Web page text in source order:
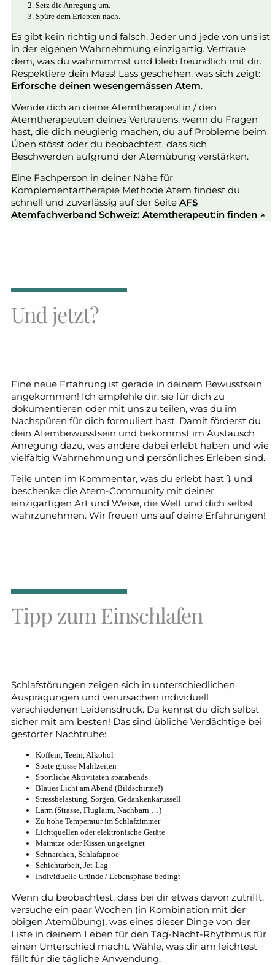
Setz die Anregung um.
Spüre dem Erlebten nach.
Es gibt kein richtig und falsch. Jeder und jede von uns ist
in der eigenen Wahrnehmung einzigartig. Vertraue
dem, was du wahrnimmst und bleib freundlich mit dir.
Respektiere dein Mass! Lass geschehen, was sich zeigt:
Erforsche deinen wesengemässen Atem.
Wende dich an deine Atemtherapeutin / den
Atemtherapeuten deines Vertrauens, wenn du Fragen
hast, die dich neugierig machen, du auf Probleme beim
Üben stösst oder du beobachtest, dass sich
Beschwerden aufgrund der Atemübung verstärken.
Eine Fachperson in deiner Nähe für
Komplementärtherapie Methode Atem findest du
schnell und zuverlässig auf der Seite AFS
Atemfachverband Schweiz: Atemtherapeut:in finden ↗
Und jetzt?
Eine neue Erfahrung ist gerade in deinem Bewusstsein
angekommen! Ich empfehle dir, sie für dich zu
dokumentieren oder mit uns zu teilen, was du im
Nachspüren für dich formuliert hast. Damit förderst du
dein Atembewusstsein und bekommst im Austausch
Anregung dazu, was andere dabei erlebt haben und wie
vielfältig Wahrnehmung und persönliches Erleben sind.
Teile unten im Kommentar, was du erlebt hast ⤵ und
beschenke die Atem-Community mit deiner
einzigartigen Art und Weise, die Welt und dich selbst
wahrzunehmen. Wir freuen uns auf deine Erfahrungen!
Tipp zum Einschlafen
Schlafstörungen zeigen sich in unterschiedlichen
Ausprägungen und verursachen individuell
verschiedenen Leidensdruck. Da kennst du dich selbst
sicher mit am besten! Das sind übliche Verdächtige bei
gestörter Nachtruhe:
Koffein, Teein, Alkohol
Späte grosse Mahlzeiten
Sportliche Aktivitäten spätabends
Blaues Licht am Abend (Bildschirme!)
Stressbelastung, Sorgen, Gedankenkarussell
Lärm (Strasse, Fluglärm, Nachbarn …)
Zu hohe Temperatur im Schlafzimmer
Lichtquellen oder elektronische Geräte
Matratze oder Kissen ungeeignet
Schnarchen, Schlafapnoe
Schichtarbeit, Jet-Lag
Individuelle Gründe / Lebensphase-bedingt
Wenn du beobachtest, dass bei dir etwas davon zutrifft,
versuche ein paar Wochen (in Kombination mit der
obigen Atemübung), was eines dieser Dinge von der
Liste in deinem Leben für den Tag-Nacht-Rhythmus für
einen Unterschied macht. Wähle, was dir am leichtest
fällt für die tägliche Anwendung.